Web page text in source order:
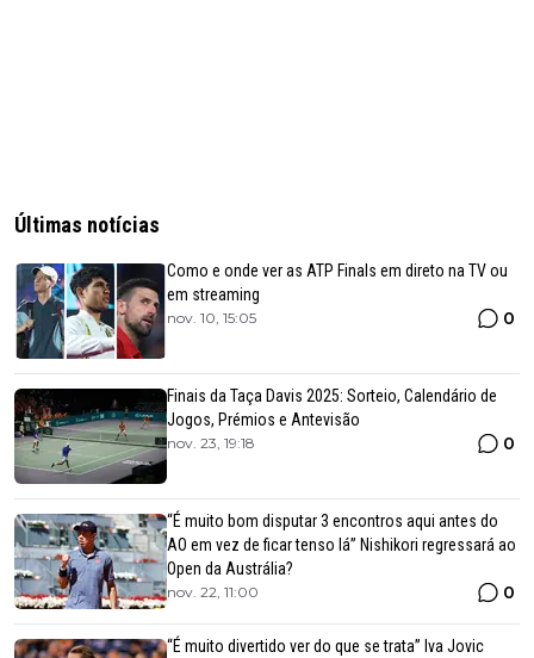
Últimas notícias
Como e onde ver as ATP Finals em direto na TV ou
em streaming
nov. 10, 15:05 0
Finais da Taça Davis 2025: Sorteio, Calendário de
Jogos, Prémios e Antevisão
nov. 23, 19:18 0
“É muito bom disputar 3 encontros aqui antes do
AO em vez de ficar tenso lá” Nishikori regressará ao
Open da Austrália?
nov. 22, 11:00 0
“É muito divertido ver do que se trata” Iva Jovic